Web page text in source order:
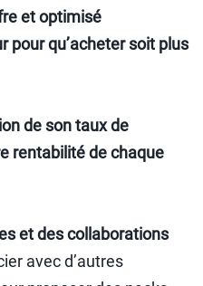
et optimisé
pour qu’acheter soit plus
de son taux de
rentabilité de chaque
et des collaborations
avec d’autres